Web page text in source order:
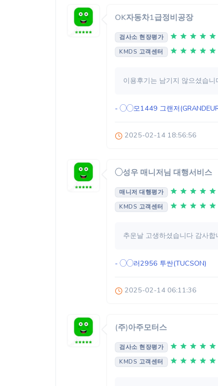
OK자동차1급정비공장
검사소 현장평가
KMDS 고객센터
이용후기는 남기지 않으셨습니
- ◯◯모1449 그랜저
2025-02-14 18:56:56
◯성우 매니저님 대행서비스
매니저 대행평가
KMDS 고객센터
추운날 고생하셨습니다 감사합
- ◯◯러2956 투싼(TUCSON)
2025-02-14 06:11:36
(주)아주모터스
검사소 현장평가
KMDS 고객센터